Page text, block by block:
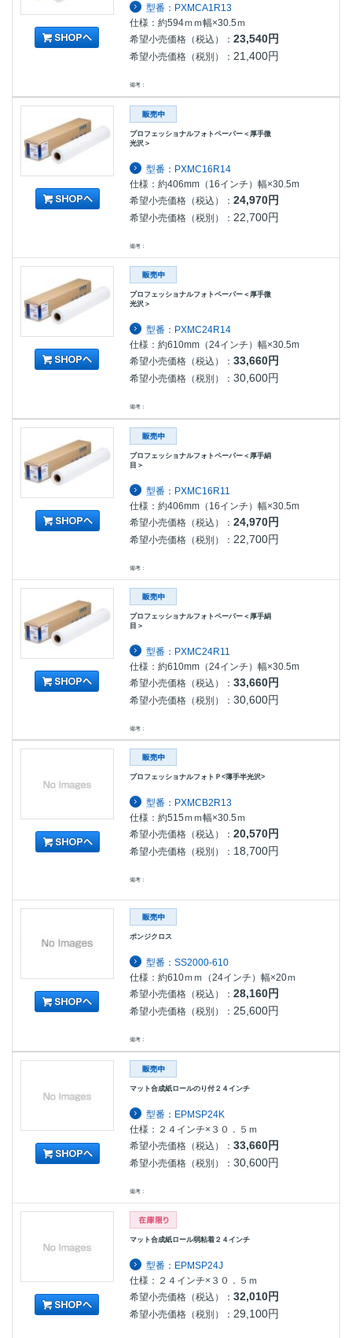
型番：PXMCA1R13
仕様：約594ｍｍ幅×30.5ｍ
希望小売価格（税込）： 23,540円
希望小売価格（税別）： 21,400円
備考：
プロフェッショナルフォトペーパー＜厚手微
光沢＞
型番：PXMC16R14
仕様：約406mm（16インチ）幅×30.5m
希望小売価格（税込）：24,970円
希望小売価格（税別）： 22,700円
備考：
プロフェッショナルフォトペーパー＜厚手微
光沢＞
型番：PXMC24R14
仕様：約610mm（24インチ）幅×30.5m
希望小売価格（税込）： 33,660円
希望小売価格（税別）： 30,600円
備考：
プロフェッショナルフォトペーパー＜厚手絹
目＞
型番：PXMC16R11
仕様：約406mm（16インチ）幅×30.5m
希望小売価格（税込）：24,970円
希望小売価格（税別）： 22,700円
備考：
プロフェッショナルフォトペーパー＜厚手絹
目＞
型番：PXMC24R11
仕様：約610mm（24インチ）幅×30.5m
希望小売価格（税込）： 33,660円
希望小売価格（税別）： 30,600円
備考：
プロフェッショナルフォトＰ<薄手半光沢>
型番：PXMCB2R13
仕様：約515ｍｍ幅×30.5ｍ
希望小売価格（税込）：20,570円
希望小売価格（税別）： 18,700円
備考：
ポンジクロス
型番：SS2000-610
仕様：約610ｍｍ（24インチ）幅×20ｍ
希望小売価格（税込）： 28,160円
希望小売価格（税別）： 25,600円
備考：
マット合成紙ロールのり付２４インチ
型番：EPMSP24K
仕様：２４インチ×３０．５ｍ
希望小売価格（税込）：33,660円
希望小売価格（税別）：30,600円
備考：
マット合成紙ロール弱粘着２４インチ
型番：EPMSP24J
仕様：２４インチ×３０．５ｍ
希望小売価格（税込）： 32,010円
希望小売価格（税別）： 29,100円